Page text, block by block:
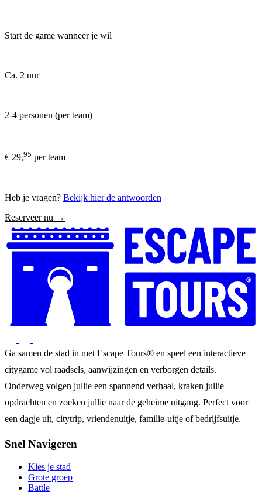
Start de game wanneer je wil
Ca. 2 uur
2-4 personen (per team)
€ 29,95 per team
Heb je vragen? Bekijk hier de antwoorden
Reserveer nu →
Ga samen de stad in met Escape Tours® en speel een interactieve
citygame vol raadsels, aanwijzingen en verborgen details.
Onderweg volgen jullie een spannend verhaal, kraken jullie
opdrachten en zoeken jullie naar de geheime uitgang. Perfect voor
een dagje uit, citytrip, vriendenuitje, familie-uitje of bedrijfsuitje.
Snel Navigeren
Kies je stad
Grote groep
Battle